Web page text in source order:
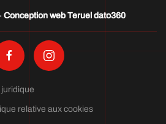
Conception web Teruel dato360
relative aux cookies